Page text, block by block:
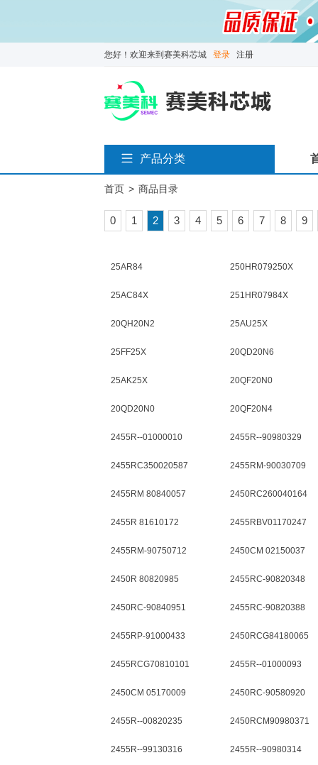
您好！欢迎来到赛美科芯城 登录 注册
产品分类
首页 > 商品目录
0 1 2 3 4 5 6 7 8 9
25AR84 250HR079250X
25AC84X 251HR07984X
20QH20N2 25AU25X
25FF25X 20QD20N6
25AK25X 20QF20N0
20QD20N0 20QF20N4
2455R--01000010 2455R--90980329
2455RC350020587 2455RM-90030709
2455RM 80840057 2450RC260040164
2455R 81610172 2455RBV01170247
2455RM-90750712 2450CM 02150037
2450R 80820985 2455RC-90820348
2450RC-90840951 2455RC-90820388
2455RP-91000433 2450RCG84180065
2455RCG70810101 2455R--01000093
2450CM 05170009 2450RC-90580920
2455R--00820235 2450RCM90980371
2455R--99130316 2455R--90980314